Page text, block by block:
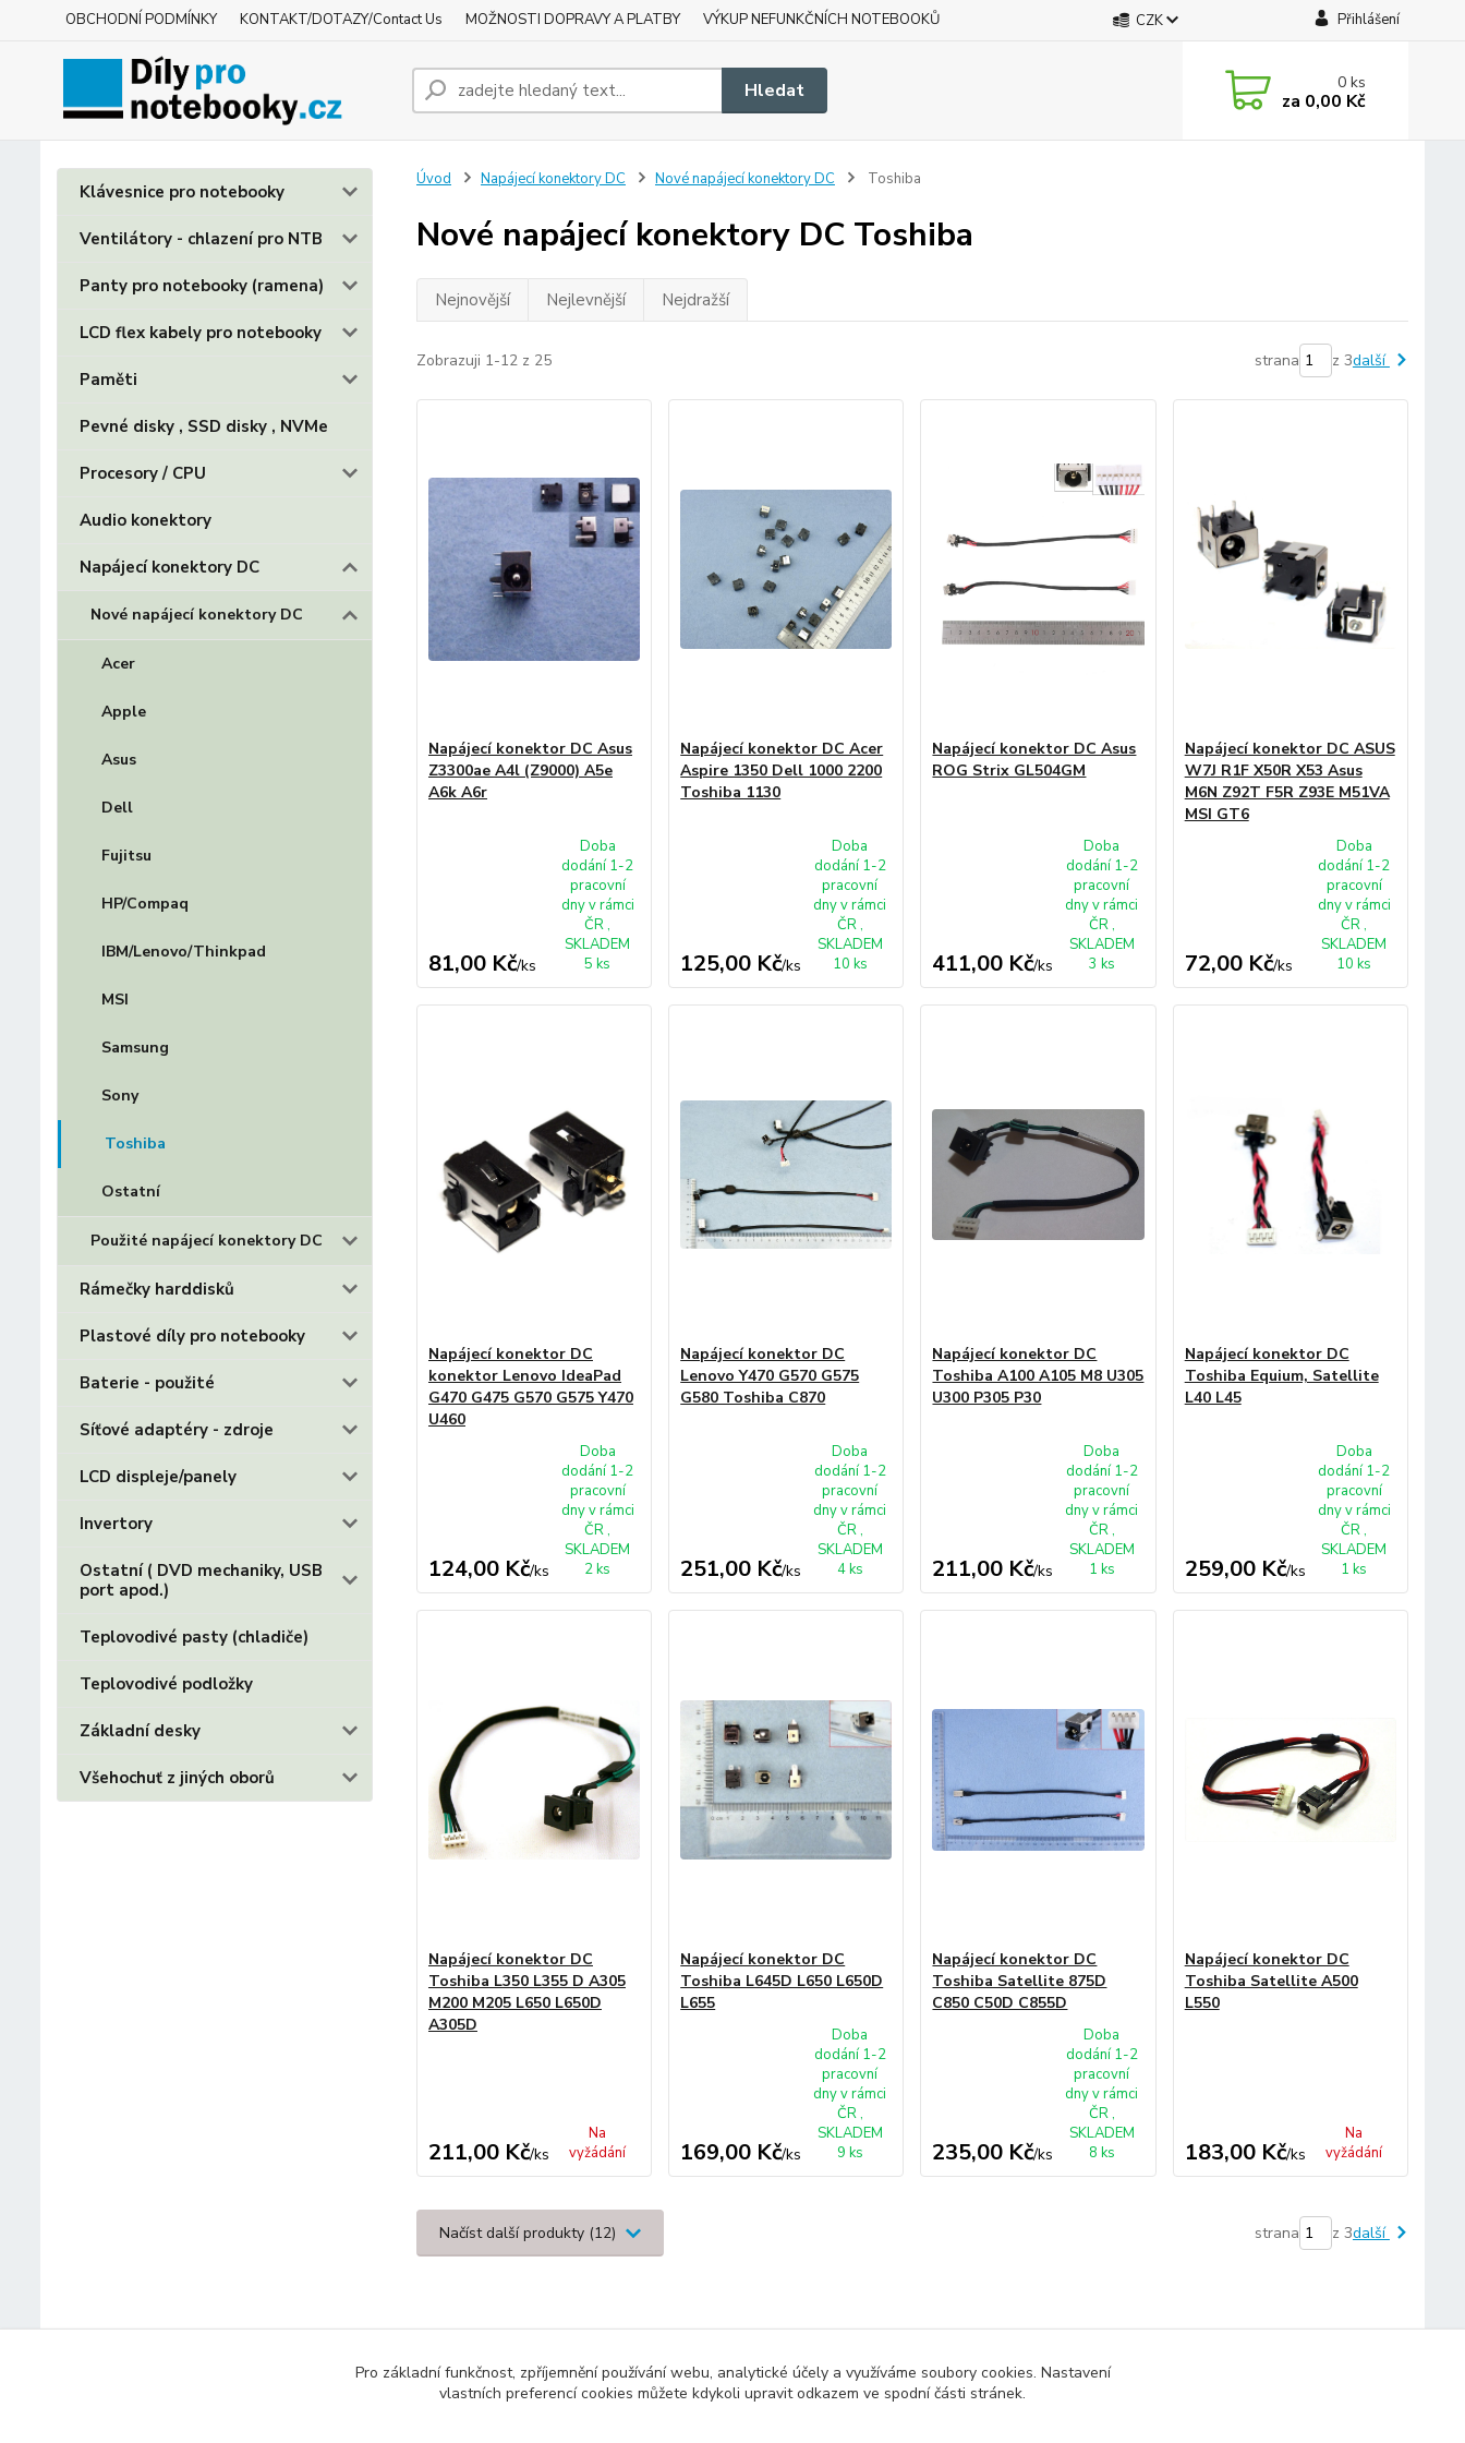
OBCHODNÍ PODMÍNKY KONTAKT/DOTAZY/Contact Us MOŽNOSTI DOPRAVY A PLATBY VÝKUP NEFUNKČNÍCH NOTEBOOKŮ CZK Přihlášení
Hledat 0ks
za 0,00 Kč
Klávesnice pro notebooky
Ventilátory - chlazení pro NTB
Panty pro notebooky (ramena)
LCD flex kabely pro notebooky
Paměti
Pevné disky , SSD disky , NVMe
Procesory / CPU
Audio konektory
Napájecí konektory DC
Nové napájecí konektory DC
Acer
Apple
Asus
Dell
Fujitsu
HP/Compaq
IBM/Lenovo/Thinkpad
MSI
Samsung
Sony
Toshiba
Ostatní
Použité napájecí konektory DC
Rámečky harddisků
Plastové díly pro notebooky
Baterie - použité
Síťové adaptéry - zdroje
LCD displeje/panely
Invertory
Ostatní ( DVD mechaniky, USB
port apod.)
Teplovodivé pasty (chladiče)
Teplovodivé podložky
Základní desky
Všehochuť z jiných oborů
Úvod Napájecí konektory DC Nové napájecí konektory DC Toshiba
Nové napájecí konektory DC Toshiba
Nejnovější Nejlevnější Nejdražší
Zobrazuji 1-12 z 25 strana z 3další
Napájecí konektor DC Asus
Z3300ae A4l (Z9000) A5e
A6k A6r
81,00 Kč/ks
Doba
dodání 1-2
pracovní
dny v rámci
ČR ,
SKLADEM
5 ks
Napájecí konektor DC Acer
Aspire 1350 Dell 1000 2200
Toshiba 1130
125,00 Kč/ks
Doba
dodání 1-2
pracovní
dny v rámci
ČR ,
SKLADEM
10 ks
Napájecí konektor DC Asus
ROG Strix GL504GM
411,00 Kč/ks
Doba
dodání 1-2
pracovní
dny v rámci
ČR ,
SKLADEM
3 ks
Napájecí konektor DC ASUS
W7J R1F X50R X53 Asus
M6N Z92T F5R Z93E M51VA
MSI GT6
72,00 Kč/ks
Doba
dodání 1-2
pracovní
dny v rámci
ČR ,
SKLADEM
10 ks
Napájecí konektor DC
konektor Lenovo IdeaPad
G470 G475 G570 G575 Y470
U460
124,00 Kč/ks
Doba
dodání 1-2
pracovní
dny v rámci
ČR ,
SKLADEM
2 ks
Napájecí konektor DC
Lenovo Y470 G570 G575
G580 Toshiba C870
251,00 Kč/ks
Doba
dodání 1-2
pracovní
dny v rámci
ČR ,
SKLADEM
4 ks
Napájecí konektor DC
Toshiba A100 A105 M8 U305
U300 P305 P30
211,00 Kč/ks
Doba
dodání 1-2
pracovní
dny v rámci
ČR ,
SKLADEM
1 ks
Napájecí konektor DC
Toshiba Equium, Satellite
L40 L45
259,00 Kč/ks
Doba
dodání 1-2
pracovní
dny v rámci
ČR ,
SKLADEM
1 ks
Napájecí konektor DC
Toshiba L350 L355 D A305
M200 M205 L650 L650D
A305D
211,00 Kč/ks
Na
vyžádání
Napájecí konektor DC
Toshiba L645D L650 L650D
L655
169,00 Kč/ks
Doba
dodání 1-2
pracovní
dny v rámci
ČR ,
SKLADEM
9 ks
Napájecí konektor DC
Toshiba Satellite 875D
C850 C50D C855D
235,00 Kč/ks
Doba
dodání 1-2
pracovní
dny v rámci
ČR ,
SKLADEM
8 ks
Napájecí konektor DC
Toshiba Satellite A500
L550
183,00 Kč/ks
Na
vyžádání
Načíst další produkty (12) strana z 3další
Pro základní funkčnost, zpříjemnění používání webu, analytické účely a využíváme soubory cookies. Nastavení
vlastních preferencí cookies můžete kdykoli upravit odkazem ve spodní části stránek.